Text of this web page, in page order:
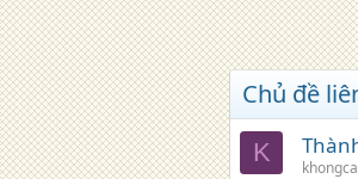
Chủ đề
K